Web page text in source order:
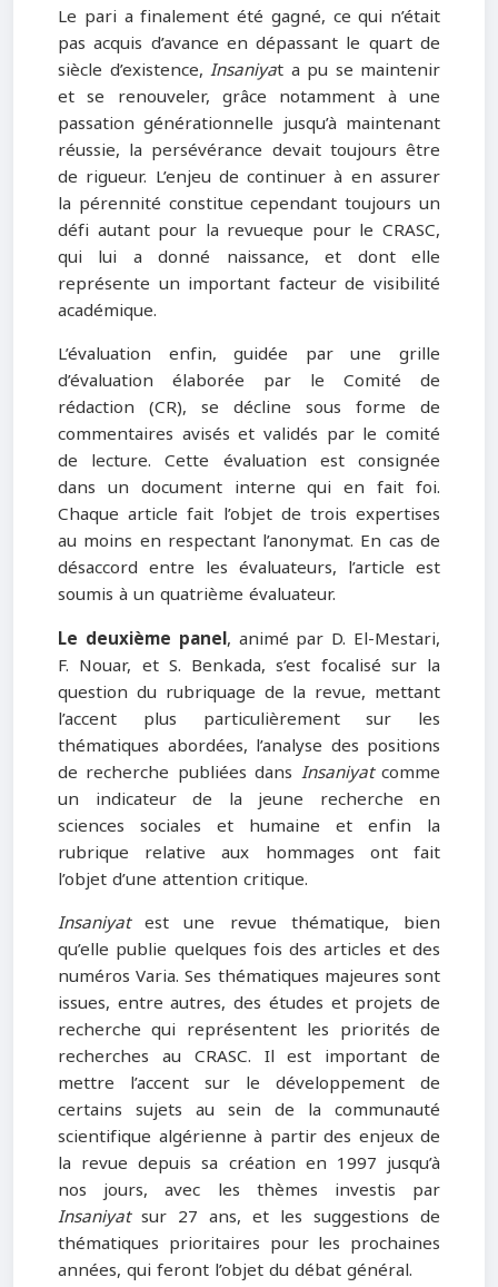
Le pari a finalement été gagné, ce qui n’était
pas acquis d’avance en dépassant le quart de
siècle d’existence, Insaniyat a pu se maintenir
et se renouveler, grâce notamment à une
passation générationnelle jusqu’à maintenant
réussie, la persévérance devait toujours être
de rigueur. L’enjeu de continuer à en assurer
la pérennité constitue cependant toujours un
défi autant pour la revueque pour le CRASC,
qui lui a donné naissance, et dont elle
représente un important facteur de visibilité
académique.
L’évaluation enfin, guidée par une grille
d’évaluation élaborée par le Comité de
rédaction (CR), se décline sous forme de
commentaires avisés et validés par le comité
de lecture. Cette évaluation est consignée
dans un document interne qui en fait foi.
Chaque article fait l’objet de trois expertises
au moins en respectant l’anonymat. En cas de
désaccord entre les évaluateurs, l’article est
soumis à un quatrième évaluateur.
Le deuxième panel, animé par D. El-Mestari,
F. Nouar, et S. Benkada, s’est focalisé sur la
question du rubriquage de la revue, mettant
l’accent plus particulièrement sur les
thématiques abordées, l’analyse des positions
de recherche publiées dans Insaniyatcomme
un indicateur de la jeune recherche en
sciences sociales et humaine et enfin la
rubrique relative aux hommages ont fait
l’objet d’une attention critique.
Insaniyatest une revue thématique, bien
qu’elle publie quelques fois des articles et des
numéros Varia. Ses thématiques majeures sont
issues, entre autres, des études et projets de
recherche qui représentent les priorités de
recherches au CRASC. Il est important de
mettre l’accent sur le développement de
certains sujets au sein de la communauté
scientifique algérienne à partir des enjeux de
la revue depuis sa création en 1997 jusqu’à
nos jours, avec les thèmes investis par
Insaniyatsur 27 ans, et les suggestions de
thématiques prioritaires pour les prochaines
années, qui feront l’objet du débat général.